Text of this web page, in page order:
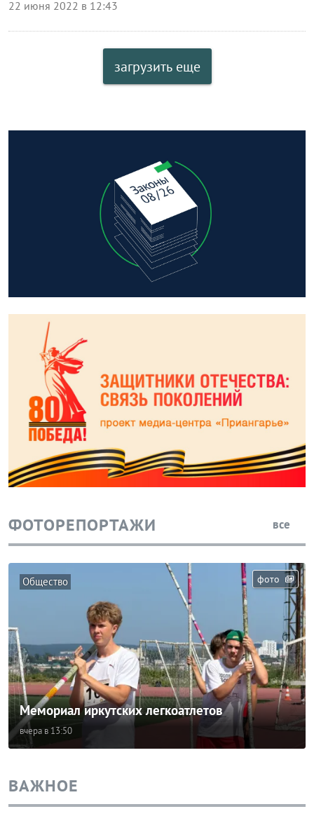
22 июня 2022 в 12:43
загрузить еще
ФОТОРЕПОРТАЖИ все
фото
Общество
Мемориал иркутских легкоатлетов
вчера в 13:50
ВАЖНОЕ